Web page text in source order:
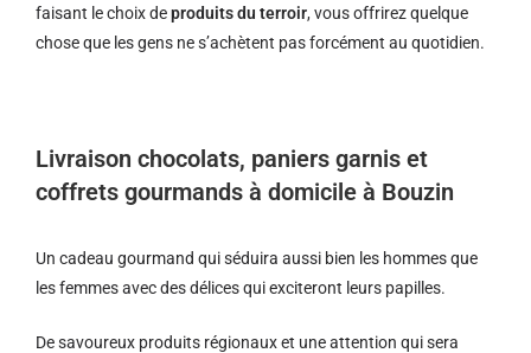
faisant le choix deproduits du terroir, vous offrirez quelque
chose que les gens ne s’achètent pas forcément au quotidien.
Livraison chocolats, paniers garnis et
coffrets gourmands à domicile à Bouzin
Un cadeau gourmand qui séduira aussi bien les hommes que
les femmes avec des délices qui exciteront leurs papilles.
De savoureux produits régionaux et une attention qui sera